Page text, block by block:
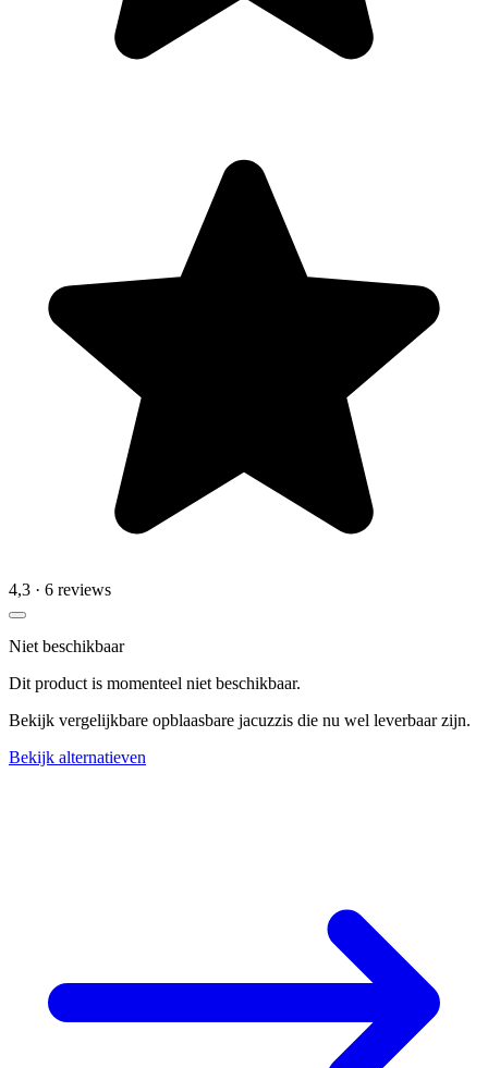
4,3 · 6 reviews
Niet beschikbaar
Dit product is momenteel niet beschikbaar.
Bekijk vergelijkbare opblaasbare jacuzzis die nu wel leverbaar zijn.
Bekijk alternatieven